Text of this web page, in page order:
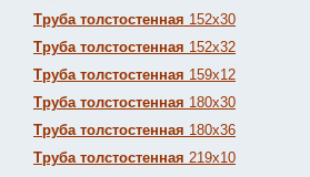
Труба толстостенная 152х30
Труба толстостенная 152х32
Труба толстостенная 159х12
Труба толстостенная 180х30
Труба толстостенная 180х36
Труба толстостенная 219х10